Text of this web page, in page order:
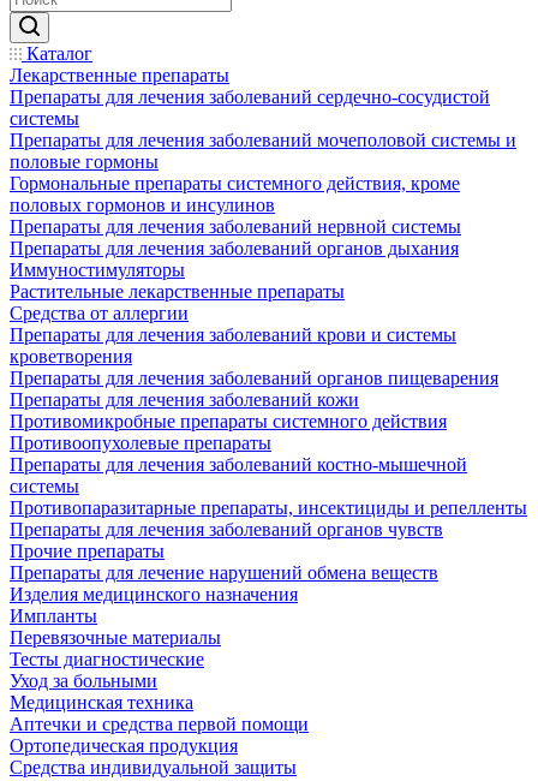
Каталог
Лекарственные препараты
Препараты для лечения заболеваний сердечно-сосудистой
системы
Препараты для лечения заболеваний мочеполовой системы и
половые гормоны
Гормональные препараты системного действия, кроме
половых гормонов и инсулинов
Препараты для лечения заболеваний нервной системы
Препараты для лечения заболеваний органов дыхания
Иммуностимуляторы
Растительные лекарственные препараты
Средства от аллергии
Препараты для лечения заболеваний крови и системы
кроветворения
Препараты для лечения заболеваний органов пищеварения
Препараты для лечения заболеваний кожи
Противомикробные препараты системного действия
Противоопухолевые препараты
Препараты для лечения заболеваний костно-мышечной
системы
Противопаразитарные препараты, инсектициды и репелленты
Препараты для лечения заболеваний органов чувств
Прочие препараты
Препараты для лечение нарушений обмена веществ
Изделия медицинского назначения
Импланты
Перевязочные материалы
Тесты диагностические
Уход за больными
Медицинская техника
Аптечки и средства первой помощи
Ортопедическая продукция
Средства индивидуальной защиты